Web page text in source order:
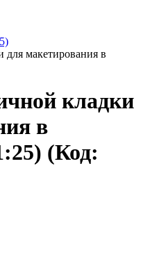
макетирования в
кладки
в
(Код: